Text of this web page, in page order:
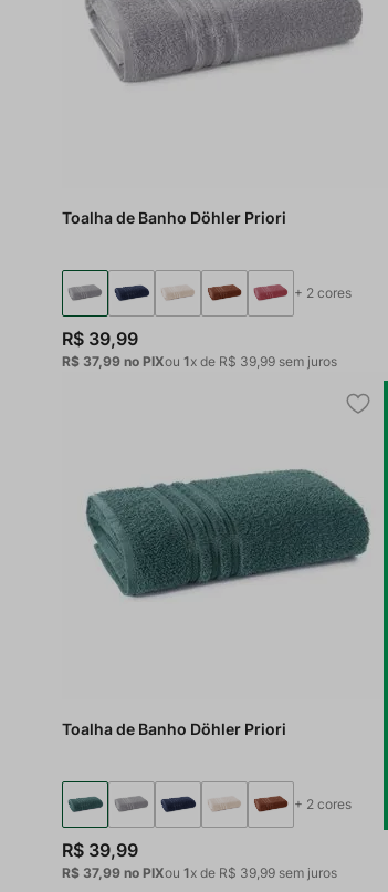
Toalha de Banho Döhler Priori
+ 2 cores
R$ 39,99
R$ 37,99 no PIXou 1x de R$ 39,99 sem juros
Toalha de Banho Döhler Priori
+ 2 cores
R$ 39,99
R$ 37,99 no PIXou 1x de R$ 39,99 sem juros